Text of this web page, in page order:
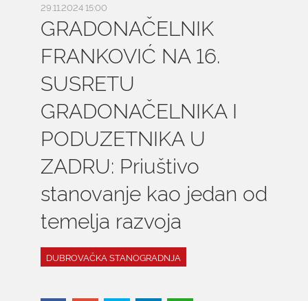
29.11.2024 15:00
GRADONAČELNIK
FRANKOVIĆ NA 16.
SUSRETU
GRADONAČELNIKA I
PODUZETNIKA U
ZADRU: Priuštivo
stanovanje kao jedan od
temelja razvoja
DUBROVAČKA STANOGRADNJA